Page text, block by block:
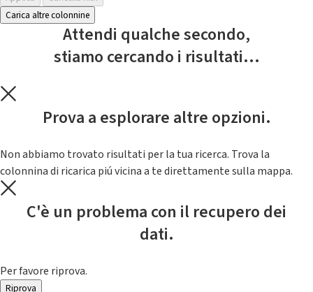
Carica altre colonnine
Attendi qualche secondo,
stiamo cercando i risultati...
Prova a esplorare altre opzioni.
Non abbiamo trovato risultati per la tua ricerca. Trova la
colonnina di ricarica piú vicina a te direttamente sulla mappa.
C'è un problema con il recupero dei
dati.
Per favore riprova.
Riprova